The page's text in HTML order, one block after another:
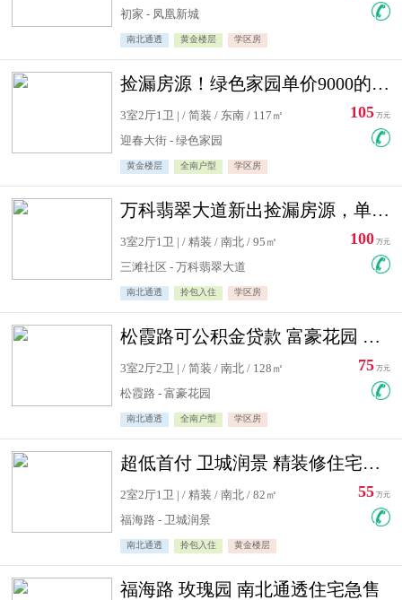
初家 - 凤凰新城
南北通透 黄金楼层 学区房
捡漏房源！绿色家园单价9000的大三居，实验小学永明双学区
3室2厅1卫 | / 简装 / 东南 / 117㎡
迎春大街 - 绿色家园
黄金楼层 全南户型 学区房
105 万元
万科翡翠大道新出捡漏房源，单价10500精装修
3室2厅1卫 | / 精装 / 南北 / 95㎡
三滩社区 - 万科翡翠大道
南北通透 拎包入住 学区房
100 万元
松霞路可公积金贷款 富豪花园 复式住宅急售送小棚
3室2厅2卫 | / 简装 / 南北 / 128㎡
松霞路 - 富豪花园
南北通透 全南户型 学区房
75 万元
超低首付 卫城润景 精装修住宅急售 可公积金贷款
2室2厅1卫 | / 精装 / 南北 / 82㎡
福海路 - 卫城润景
南北通透 拎包入住 黄金楼层
55 万元
福海路 玫瑰园 南北通透住宅急售